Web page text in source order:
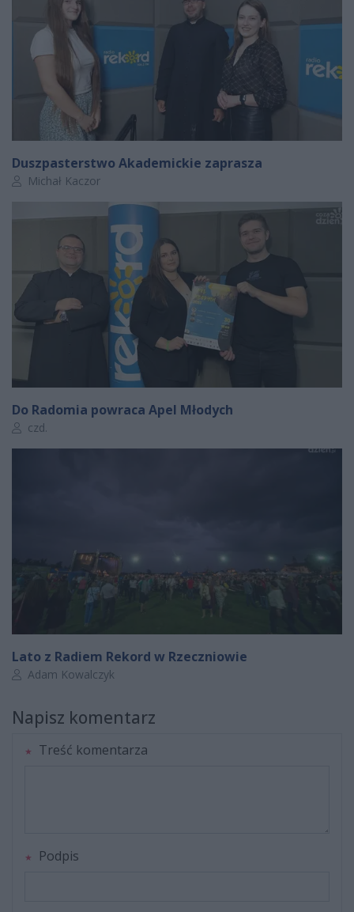
Duszpasterstwo Akademickie zaprasza
Autor artykułu:
Michał Kaczor
Do Radomia powraca Apel Młodych
Autor artykułu:
czd.
Lato z Radiem Rekord w Rzeczniowie
Autor artykułu:
Adam Kowalczyk
Napisz komentarz
Treść komentarza
Podpis